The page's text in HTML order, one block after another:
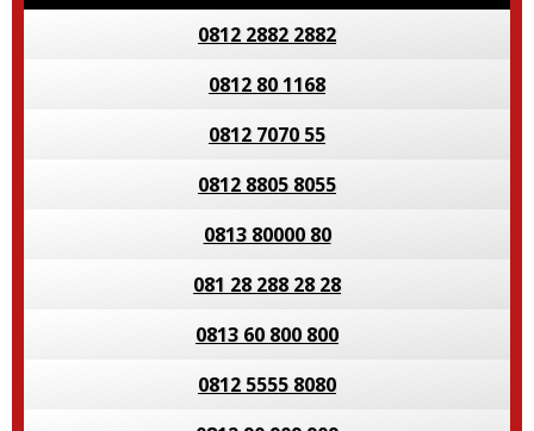
0812 2882 2882
0812 80 1168
0812 7070 55
0812 8805 8055
0813 80000 80
081 28 288 28 28
0813 60 800 800
0812 5555 8080